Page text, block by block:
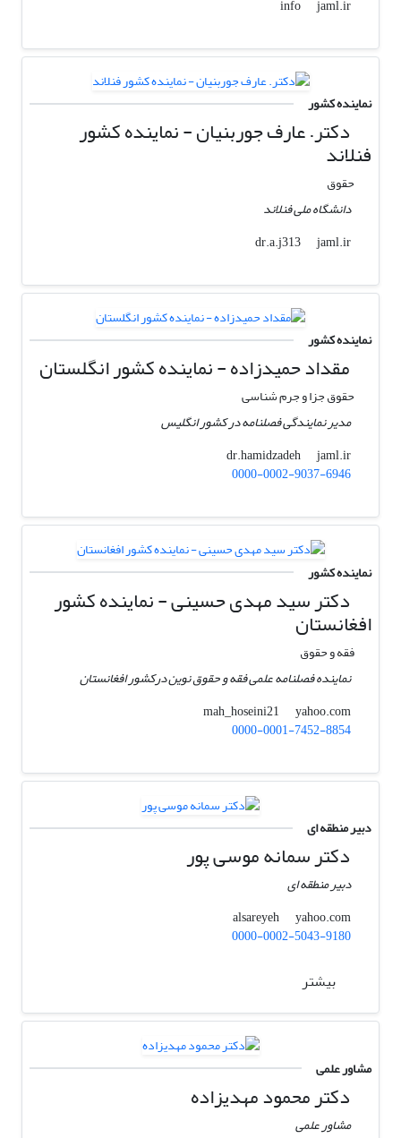
info
jaml.ir
نماینده کشور
دکتر. عارف جوربنیان - نماینده کشور
فنلاند
حقوق
دانشگاه ملی فنلاند
dr.a.j313
jaml.ir
نماینده کشور
مقداد حمیدزاده - نماینده کشور انگلستان
حقوق جزا و جرم شناسی
مدیر نمایندگی فصلنامه در کشور انگلیس
dr.hamidzadeh
jaml.ir
0000-0002-9037-6946
نماینده کشور
دکتر سید مهدی حسینی - نماینده کشور
افغانستان
فقه و حقوق
نماینده فصلنامه علمی فقه و حقوق نوین درکشور افغانستان
mah_hoseini21
yahoo.com
0000-0001-7452-8854
دبیر منطقه ای
دکتر سمانه موسی پور
دبیر منطقه ای
alsareyeh
yahoo.com
0000-0002-5043-9180
بیشتر
مشاور علمی
دکتر محمود مهدیزاده
مشاور علمی